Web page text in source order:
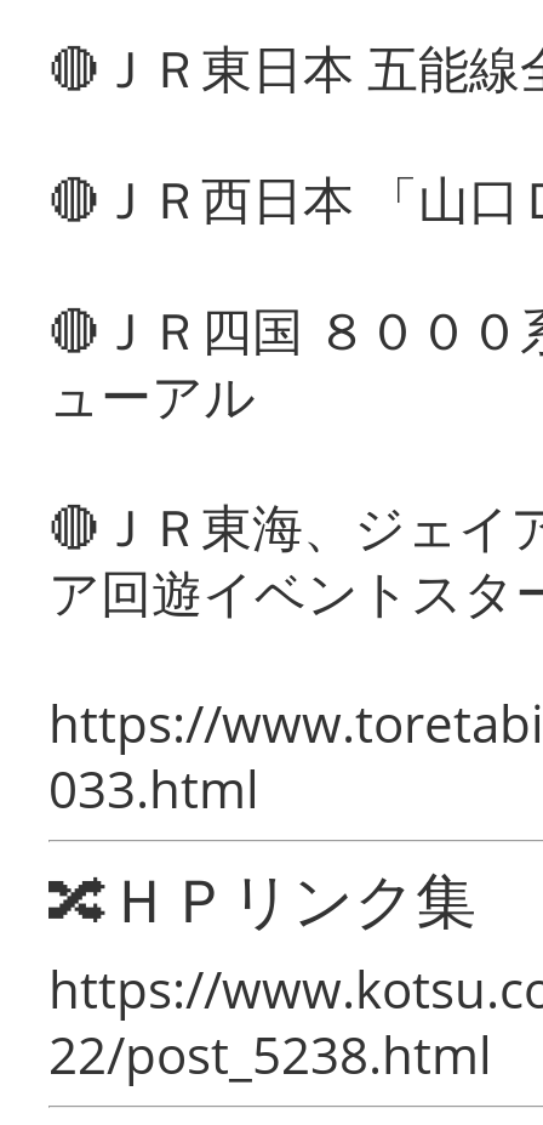
🔴ＪＲ東日本 五能
🔴ＪＲ西日本 「山
🔴ＪＲ四国 ８００
ューアル
🔴ＪＲ東海、ジェイ
ア回遊イベントスタ
https://
033.html
🔀ＨＰリンク集
https://
22/post_5238.html